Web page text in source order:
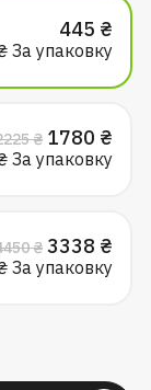
445 ₴
За упаковку
₴
цена
1780 ₴
За упаковку
₴
цена
3338 ₴
За упаковку